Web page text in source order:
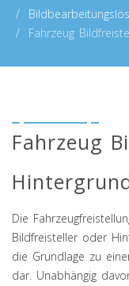
Fahrzeug
Fahrzeug
Die
Bildfreisteller oder
die Grundlage zu
dar. Unabhängig